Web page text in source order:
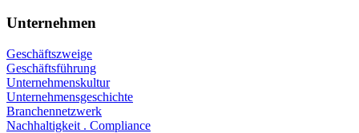
Unternehmen
Geschäftszweige
Geschäftsführung
Unternehmenskultur
Unternehmensgeschichte
Branchennetzwerk
Nachhaltigkeit . Compliance